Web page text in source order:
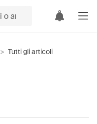
> Tutti gli articoli